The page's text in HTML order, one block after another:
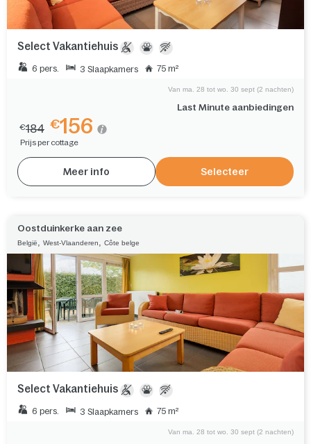
Select Vakantiehuis
6 pers. 3 Slaapkamers 75 m²
Last Minute aanbiedingen
Van ma. 28 tot wo. 30 sept (2 nachten)
€184 €156
Prijs per cottage
Meer info Selecteer
Oostduinkerke aan zee
België West-Vlaanderen Côte belge
Select Vakantiehuis
6 pers. 3 Slaapkamers 75 m²
Van ma. 28 tot wo. 30 sept (2 nachten)